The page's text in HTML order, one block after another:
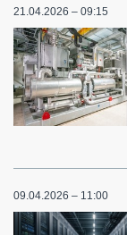
21.04.2026 – 09:15
09.04.2026 – 11:00